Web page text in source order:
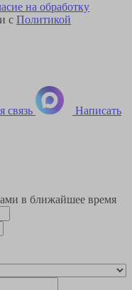
на обработку
с Политикой
связь Написать
в ближайшее время